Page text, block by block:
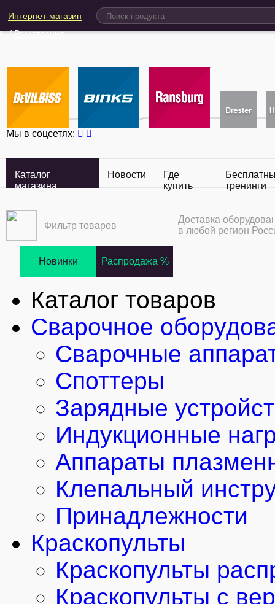
Интернет-магазин
/Регистрация
Мы в соцсетях:
Каталог
магазина
Новости
Где
купить
тренинги
Фильтр товаров
Доставка
в любой регион
Новинки Распродажа %
Каталог товаров
Сварочное
Сварочные
Споттеры
Зарядные
Индукционные
Аппараты
Клепальный
Принадлежности
Краскопульты
Краскопульты
Краскопульты с